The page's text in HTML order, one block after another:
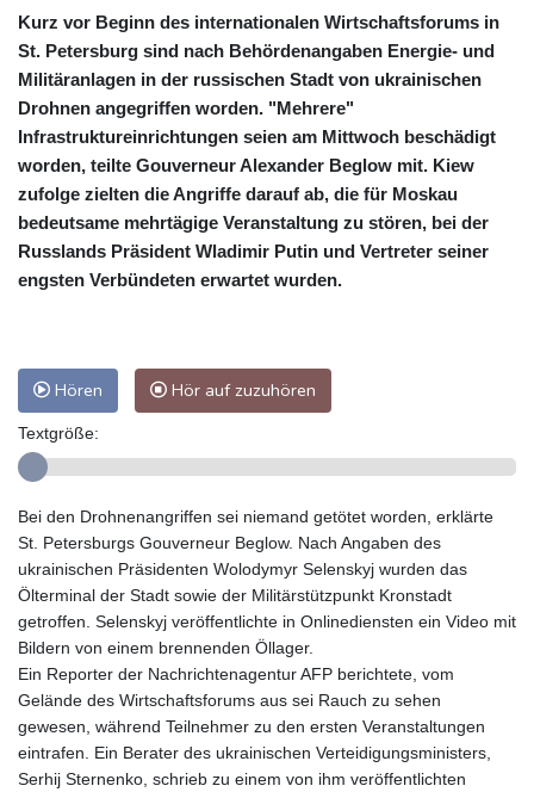
Kurz vor Beginn des internationalen Wirtschaftsforums in
St. Petersburg sind nach Behördenangaben Energie- und
Militäranlagen in der russischen Stadt von ukrainischen
Drohnen angegriffen worden. "Mehrere"
Infrastruktureinrichtungen seien am Mittwoch beschädigt
worden, teilte Gouverneur Alexander Beglow mit. Kiew
zufolge zielten die Angriffe darauf ab, die für Moskau
bedeutsame mehrtägige Veranstaltung zu stören, bei der
Russlands Präsident Wladimir Putin und Vertreter seiner
engsten Verbündeten erwartet wurden.
Hören Hör auf zuzuhören
Textgröße:
Bei den Drohnenangriffen sei niemand getötet worden, erklärte
St. Petersburgs Gouverneur Beglow. Nach Angaben des
ukrainischen Präsidenten Wolodymyr Selenskyj wurden das
Ölterminal der Stadt sowie der Militärstützpunkt Kronstadt
getroffen. Selenskyj veröffentlichte in Onlinediensten ein Video mit
Bildern von einem brennenden Öllager.
Ein Reporter der Nachrichtenagentur AFP berichtete, vom
Gelände des Wirtschaftsforums aus sei Rauch zu sehen
gewesen, während Teilnehmer zu den ersten Veranstaltungen
eintrafen. Ein Berater des ukrainischen Verteidigungsministers,
Serhij Sternenko, schrieb zu einem von ihm veröffentlichten